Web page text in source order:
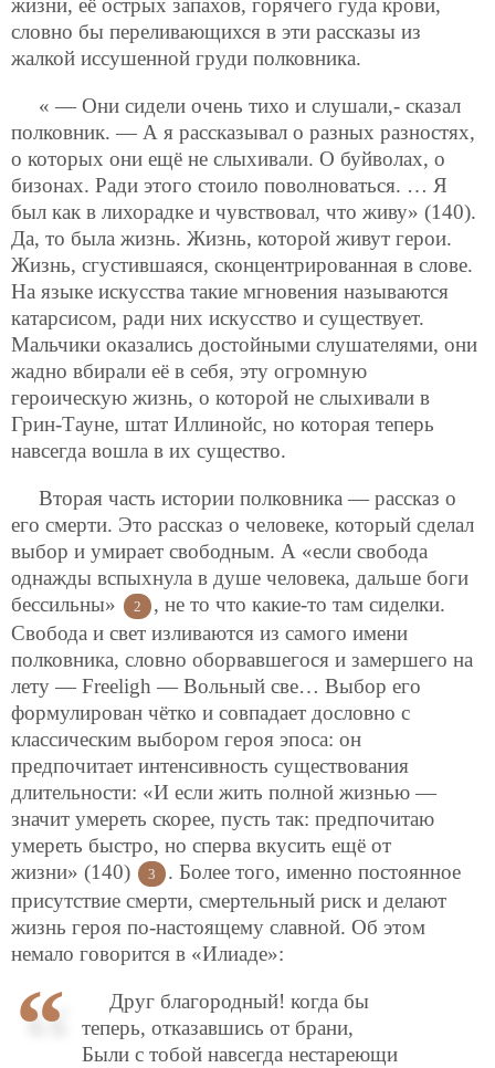
жизни, её острых запахов, горячего гуда крови,
словно бы переливающихся в эти рассказы из
жалкой иссушенной груди полковника.
« — Они сидели очень тихо и слушали,- сказал
полковник. — А я рассказывал о разных разностях,
о которых они ещё не слыхивали. О буйволах, о
бизонах. Ради этого стоило поволноваться. … Я
был как в лихорадке и чувствовал, что живу» (140).
Да, то была жизнь. Жизнь, которой живут герои.
Жизнь, сгустившаяся, сконцентрированная в слове.
На языке искусства такие мгновения называются
катарсисом, ради них искусство и существует.
Мальчики оказались достойными слушателями, они
жадно вбирали её в себя, эту огромную
героическую жизнь, о которой не слыхивали в
Грин-Тауне, штат Иллинойс, но которая теперь
навсегда вошла в их существо.
Вторая часть истории полковника — рассказ о
его смерти. Это рассказ о человеке, который сделал
выбор и умирает свободным. А «если свобода
однажды вспыхнула в душе человека, дальше боги
бессильны»
2
, не то что какие-то там сиделки.
Cвобода и свет изливаются из самого имени
полковника, словно оборвавшегося и замершего на
лету — Freeligh — Вольный све… Выбор его
формулирован чётко и совпадает дословно с
классическим выбором героя эпоса: он
предпочитает интенсивность существования
длительности: «И если жить полной жизнью —
значит умереть скорее, пусть так: предпочитаю
умереть быстро, но сперва вкусить ещё от
жизни» (140)
3
. Более того, именно постоянное
присутствие смерти, смертельный риск и делают
жизнь героя по-настоящему славной. Об этом
немало говорится в «Илиаде»:
Друг благородный! когда бы
теперь, отказавшись от брани,
Были с тобой навсегда нестареющи